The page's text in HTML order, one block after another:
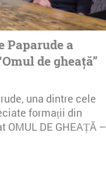
Paparude a
de gheață”
una dintre cele
formații din
OMUL DE GHEAȚĂ –